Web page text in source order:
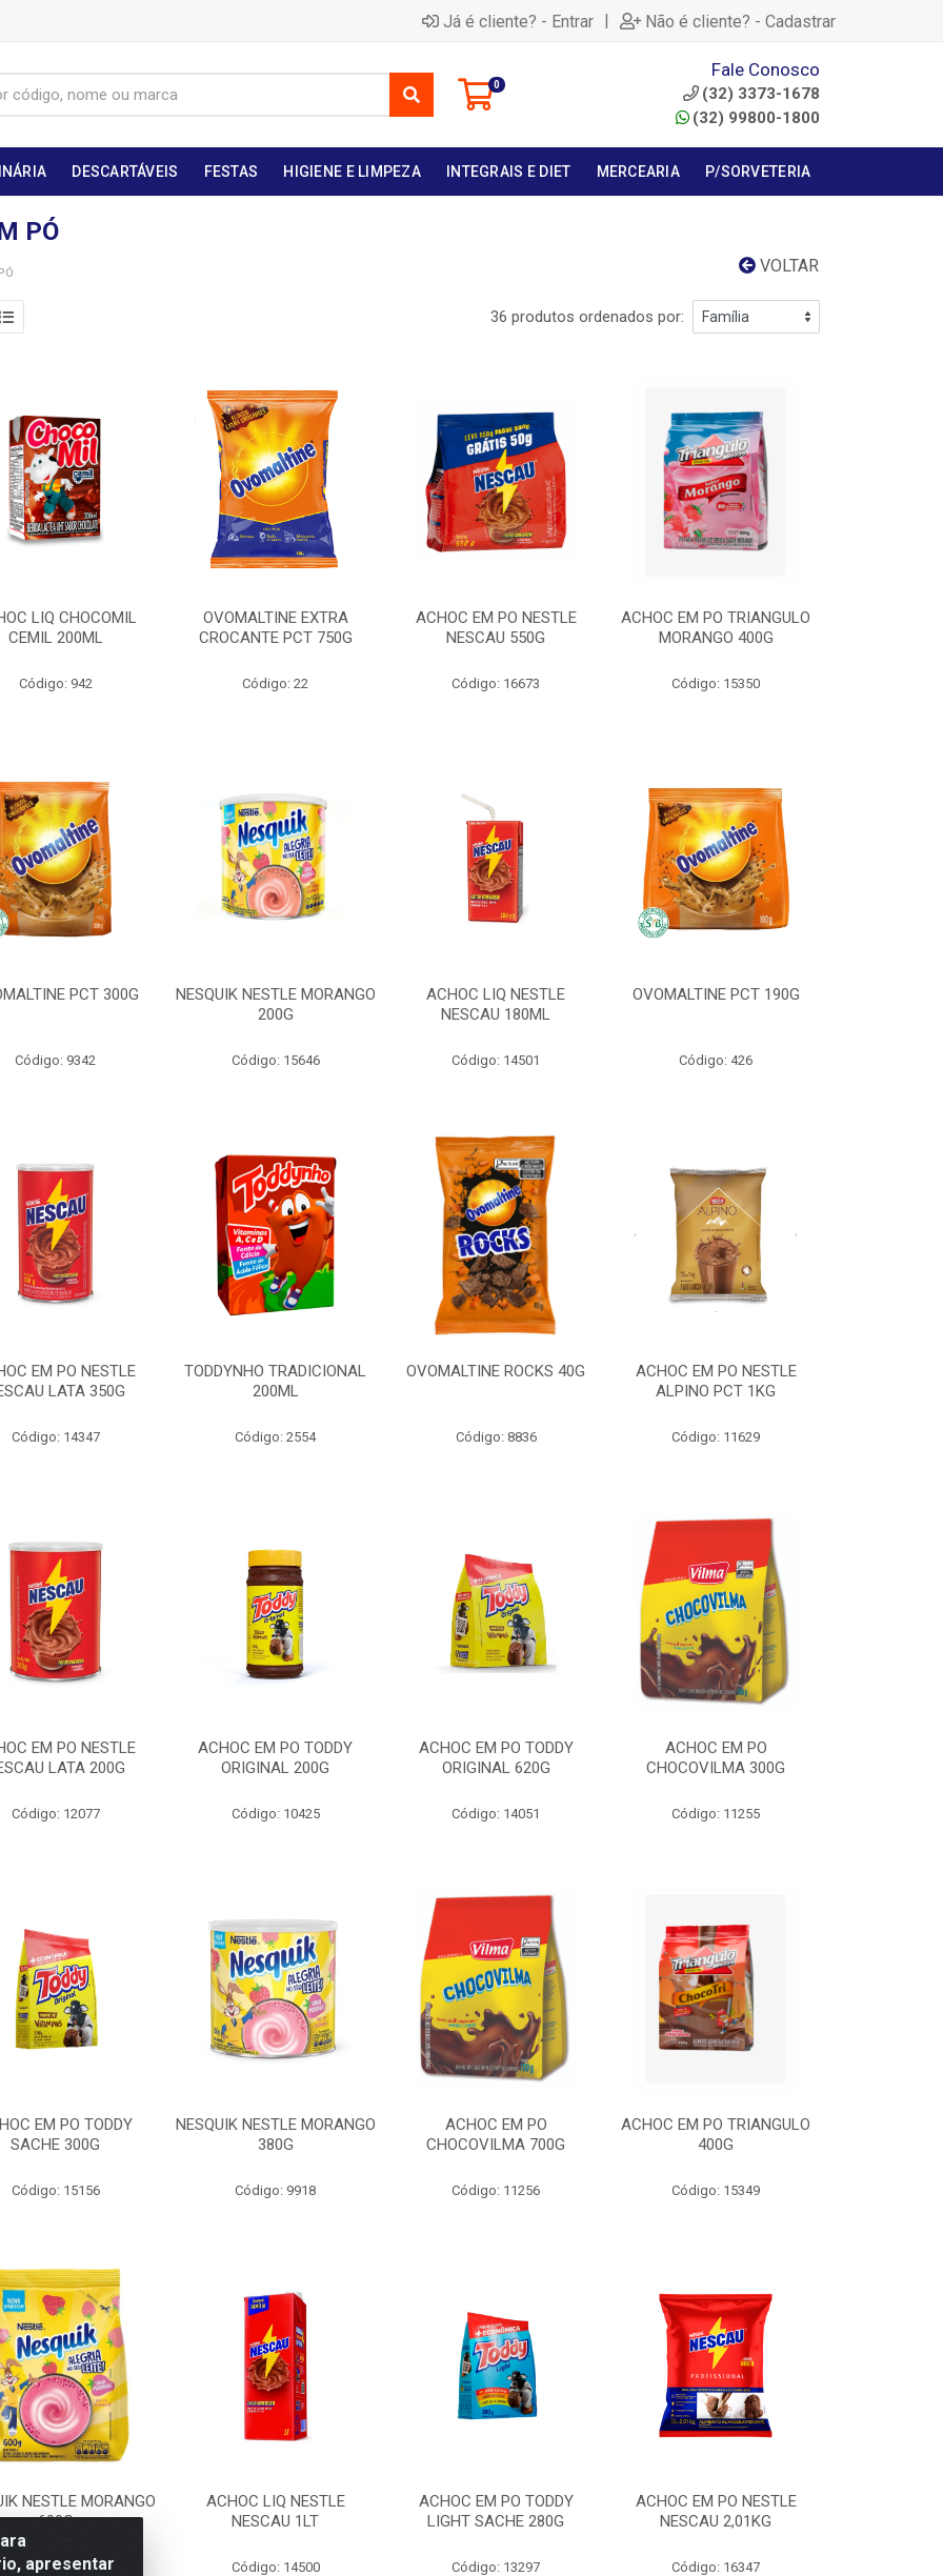
Já é cliente? - Entrar | Não é cliente? - Cadastrar
0
Fale Conosco
(32) 3373-1678
(32) 99800-1800
DESCARTÁVEIS FESTAS HIGIENE E LIMPEZA INTEGRAIS E DIET MERCEARIA P/SORVETERIA
PÓ
VOLTAR
36 produtos ordenados por:
LIQ CHOCOMIL
CEMIL 200ML
Código: 942
OVOMALTINE EXTRA
CROCANTE PCT 750G
Código: 22
ACHOC EM PO NESTLE
NESCAU 550G
Código: 16673
ACHOC EM PO TRIANGULO
MORANGO 400G
Código: 15350
PCT 300G
Código: 9342
NESQUIK NESTLE MORANGO
200G
Código: 15646
ACHOC LIQ NESTLE
NESCAU 180ML
Código: 14501
OVOMALTINE PCT 190G
Código: 426
EM PO NESTLE
LATA 350G
Código: 14347
TODDYNHO TRADICIONAL
200ML
Código: 2554
OVOMALTINE ROCKS 40G
Código: 8836
ACHOC EM PO NESTLE
ALPINO PCT 1KG
Código: 11629
EM PO NESTLE
LATA 200G
Código: 12077
ACHOC EM PO TODDY
ORIGINAL 200G
Código: 10425
ACHOC EM PO TODDY
ORIGINAL 620G
Código: 14051
ACHOC EM PO
CHOCOVILMA 300G
Código: 11255
EM PO TODDY
SACHE 300G
Código: 15156
NESQUIK NESTLE MORANGO
380G
Código: 9918
ACHOC EM PO
CHOCOVILMA 700G
Código: 11256
ACHOC EM PO TRIANGULO
400G
Código: 15349
NESTLE MORANGO
600G
Código: 15647
ACHOC LIQ NESTLE
NESCAU 1LT
Código: 14500
ACHOC EM PO TODDY
LIGHT SACHE 280G
Código: 13297
ACHOC EM PO NESTLE
NESCAU 2,01KG
Código: 16347
apresentar